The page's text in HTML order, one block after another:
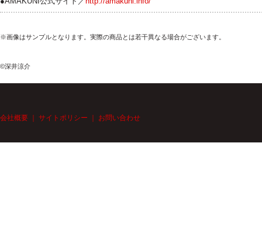
※画像はサンプルとなります。実際の商品とは若干異なる場合がございます。
©深井涼介
会社概要 サイトポリシー お問い合わせ